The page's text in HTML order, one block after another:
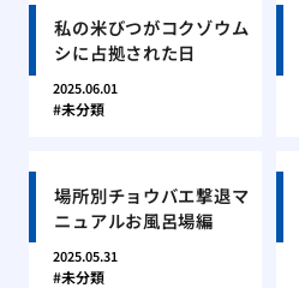
私の米びつがコクゾウム
シに占拠された日
2025.06.01
未分類
場所別チョウバエ撃退マ
ニュアルお風呂場編
2025.05.31
未分類